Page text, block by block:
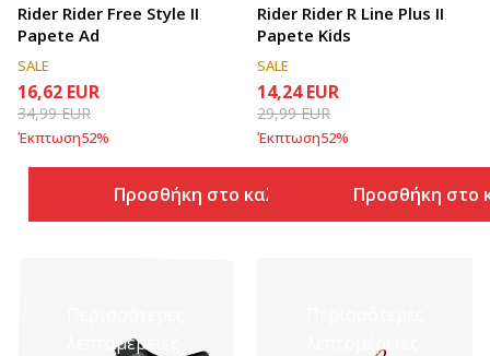
Rider Rider Free Style II
Papete Ad
SALE
16,62 EUR
34,99EUR
Έκπτωση52%
Προσθήκη στο καλάθι
Rider Rider R Line Plus II
Papete Kids
SALE
14,24 EUR
29,99EUR
Έκπτωση52%
Προσθήκη στο
λεπτομέρειες